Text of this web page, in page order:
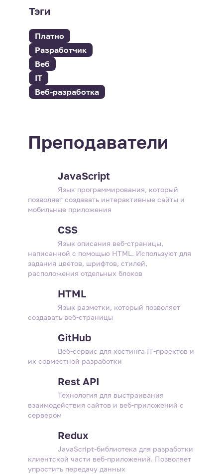
Тэги
Платно
Разработчик
Веб
IT
Веб-разработка
Преподаватели
JavaScript
Язык программирования, который
позволяет создавать интерактивные сайты и
мобильные приложения
CSS
Язык описания веб-страницы,
написанной с помощью HTML. Используют для
задания цветов, шрифтов, стилей,
расположения отдельных блоков
HTML
Язык разметки, который позволяет
создавать веб-страницы
GitHub
Веб-сервис для хостинга IT-проектов и
их совместной разработки
Rest API
Технология для выстраивания
взаимодействия сайтов и веб-приложений с
сервером
Redux
JavaScript-библиотека для разработки
клиентской части веб-приложений. Позволяет
упростить передачу данных